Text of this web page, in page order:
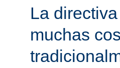
La directiva
muchas